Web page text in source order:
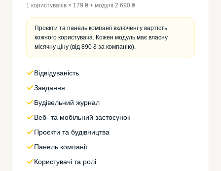
1 користувачів × 179 ₴ + модулі 2 690 ₴
Проєкти та панель компанії включені у вартість
кожного користувача. Кожен модуль має власну
місячну ціну (від 890 ₴ за компанію).
Відвідуваність
Завдання
Будівельний журнал
Веб- та мобільний застосунок
Проєкти та будівництва
Панель компанії
Користувачі та ролі